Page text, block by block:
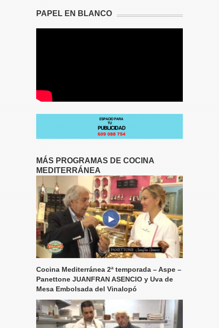
PAPEL EN BLANCO
MÁS PROGRAMAS DE COCINA
MEDITERRÁNEA
Cocina Mediterránea 2ª temporada – Aspe –
Panettone JUANFRAN ASENCIO y Uva de
Mesa Embolsada del Vinalopó